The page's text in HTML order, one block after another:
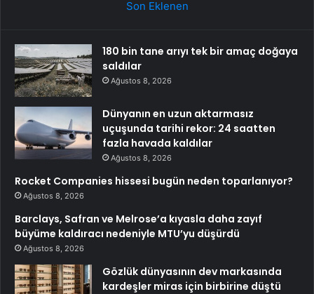
Son Eklenen
180 bin tane arıyı tek bir amaç doğaya
saldılar
Ağustos 8, 2026
Dünyanın en uzun aktarmasız
uçuşunda tarihi rekor: 24 saatten
fazla havada kaldılar
Ağustos 8, 2026
Rocket Companies hissesi bugün neden toparlanıyor?
Ağustos 8, 2026
Barclays, Safran ve Melrose’a kıyasla daha zayıf
büyüme kaldıracı nedeniyle MTU’yu düşürdü
Ağustos 8, 2026
Gözlük dünyasının dev markasında
kardeşler miras için birbirine düştü